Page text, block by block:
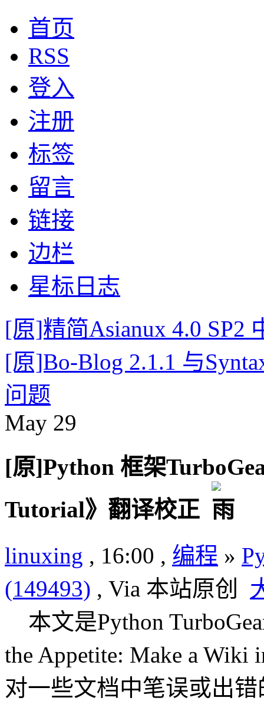
首页
RSS
登入
注册
标签
留言
链接
边栏
星标日志
[原]精简Asianux 4.0 SP2
[原]Bo-Blog 2.1.1 与
问题
May 29
[原]Python 框架
Tutorial》翻译校正
linuxing , 16:00 , 编程 »
(149493) , Via 本站原创
本文是Python
the Appetite: Make a
对一些文档中笔误或出